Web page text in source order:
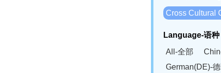
Cross Cultural
Language-语种
All-全部
German(DE)-